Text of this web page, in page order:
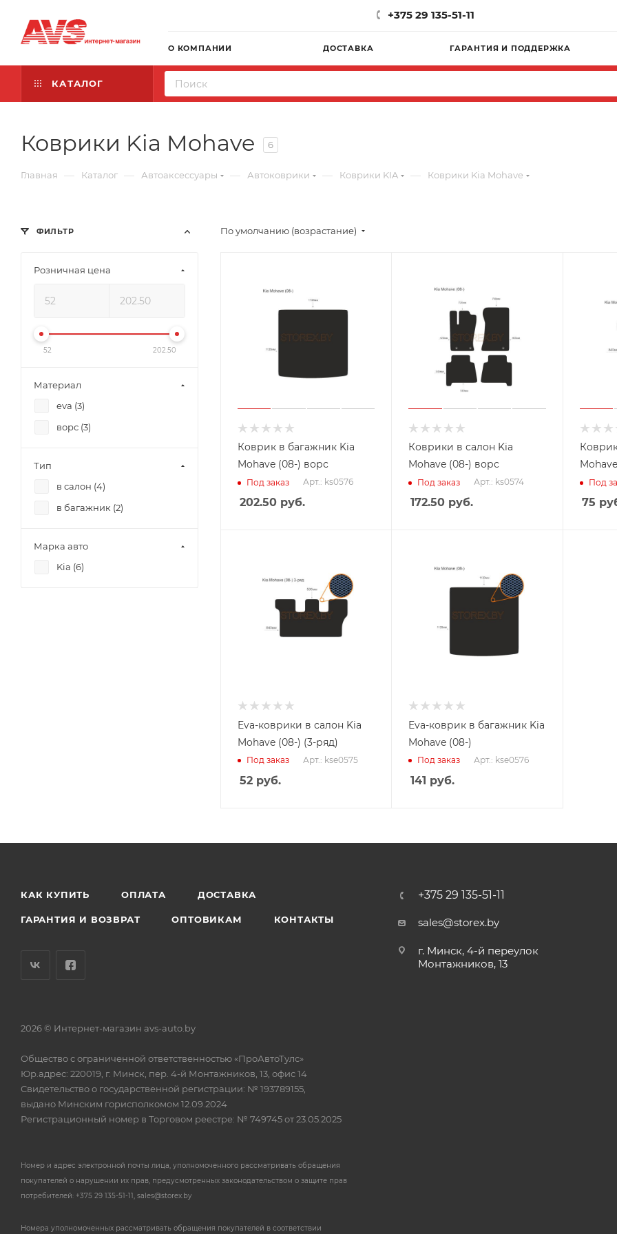
+375 29 135-51-11
О КОМПАНИИ ДОСТАВКА ГАРАНТИЯ И ПОДДЕРЖКА
КАТАЛОГ
Коврики Kia Mohave 6
Главная — Каталог — Автоаксессуары — Автоковрики — Коврики KIA — Коврики Kia Mohave
По умолчанию (возрастание)
Коврик в багажник Kia
Mohave (08-) ворс
Под заказ Арт.: ks0576
202.50 руб.
Коврики в салон Kia
Mohave (08-) ворс
Под заказ Арт.: ks0574
172.50 руб.
Под
75
Eva-коврики в салон Kia
Mohave (08-) (3-ряд)
Под заказ Арт.: kse0575
52 руб.
Eva-коврик в багажник Kia
Mohave (08-)
Под заказ Арт.: kse0576
141 руб.
ФИЛЬТР
Розничная цена
52 202.50
Материал
eva (3)
ворс (3)
Тип
в салон (4)
в багажник (2)
Марка авто
Kia (6)
КАК КУПИТЬ ОПЛАТА ДОСТАВКА
ГАРАНТИЯ И ВОЗВРАТ ОПТОВИКАМ КОНТАКТЫ
+375 29 135-51-11
sales@storex.by
г. Минск, 4-й переулок
Монтажников, 13
2026 © Интернет-магазин avs-auto.by
Общество с ограниченной ответственностью «ПроАвтоТулс»
Юр.адрес: 220019, г. Минск, пер. 4-й Монтажников, 13, офис 14
Свидетельство о государственной регистрации: № 193789155,
выдано Минским горисполкомом 12.09.2024
Регистрационный номер в Торговом реестре: № 749745 от 23.05.2025
Номер и адрес электронной почты лица, уполномоченного рассматривать обращения
покупателей о нарушении их прав, предусмотренных законодательством о защите прав
потребителей: +375 29 135-51-11, sales@storex.by
Номера уполномоченных рассматривать обращения покупателей в соответствии